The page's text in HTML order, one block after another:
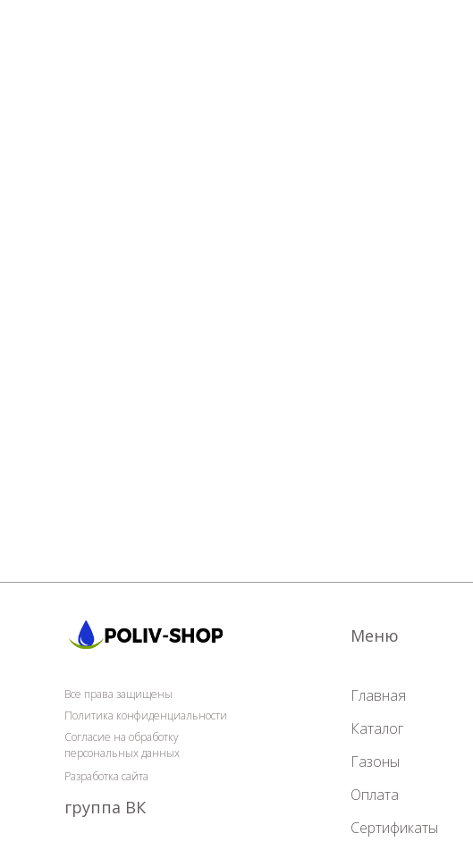
Главная
Все права защищены
Политика конфиденциальности
Разработка сайта
Согласие на обработку
персональных данных
Каталог
Газоны
Оплата
Сертификаты
Меню
группа ВК